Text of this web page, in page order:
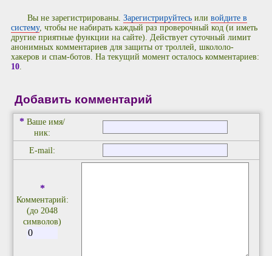
Вы не зарегистрированы.Зарегистрируйтесь иливойдите в
систему, чтобы не набирать каждый раз проверочный код (и иметь
другие приятные функции на сайте). Действует суточный лимит
анонимных комментариев для защиты от троллей, школоло-
хакеров и спам-ботов. На текущий момент осталось комментариев:
10
Добавить комментарий
* Ваше имя/
ник:
E-mail:
*
Комментарий:
(до 2048
символов)